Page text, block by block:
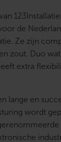
de
Ze zijn
zout. Duo
extra
lange en
wordt